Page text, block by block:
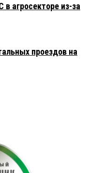
агросекторе из-за
проездов на